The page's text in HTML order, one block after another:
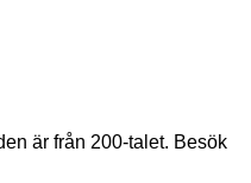
är från 200-talet. Besök